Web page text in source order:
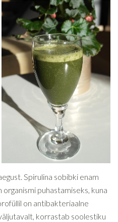
Spirulina sobibki enam
puhastamiseks, kuna
on antibakteriaalne
korrastab soolestiku